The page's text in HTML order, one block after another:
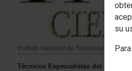
su
Instituto Nacional de Toxicología y
Técnicos Especialistas del INTCF,